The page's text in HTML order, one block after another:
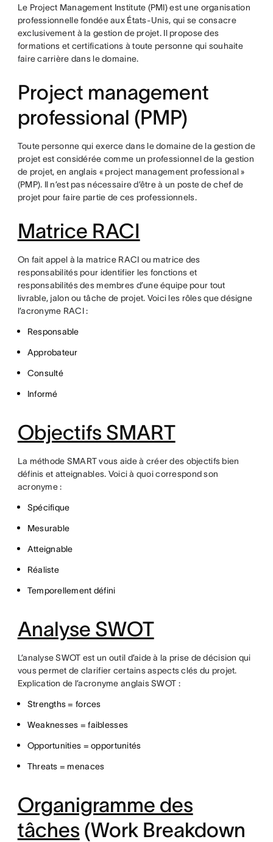
Le Project Management Institute (PMI) est une organisation
professionnelle fondée aux États-Unis, qui se consacre
exclusivement à la gestion de projet. Il propose des
formations et certifications à toute personne qui souhaite
faire carrière dans le domaine.
Project management
professional (PMP)
Toute personne qui exerce dans le domaine de la gestion de
projet est considérée comme un professionnel de la gestion
de projet, en anglais « project management professional »
(PMP). Il n’est pas nécessaire d’être à un poste de chef de
projet pour faire partie de ces professionnels.
Matrice RACI
On fait appel à la matrice RACI ou matrice des
responsabilités pour identifier les fonctions et
responsabilités des membres d’une équipe pour tout
livrable, jalon ou tâche de projet. Voici les rôles que désigne
l’acronyme RACI :
Responsable
Approbateur
Consulté
Informé
Objectifs SMART
La méthode SMART vous aide à créer des objectifs bien
définis et atteignables. Voici à quoi correspond son
acronyme :
Spécifique
Mesurable
Atteignable
Réaliste
Temporellement défini
Analyse SWOT
L’analyse SWOT est un outil d’aide à la prise de décision qui
vous permet de clarifier certains aspects clés du projet.
Explication de l’acronyme anglais SWOT :
Strengths = forces
Weaknesses = faiblesses
Opportunities = opportunités
Threats = menaces
Organigramme des
tâches (Work Breakdown